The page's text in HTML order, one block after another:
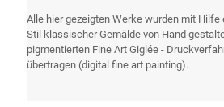
Alle hier gezeigten Werke wurden mit
Stil klassischer Gemälde von Hand
pigmentierten Fine Art Giglée -
übertragen (digital fine art painting).